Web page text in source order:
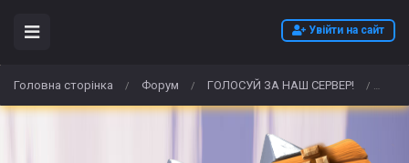
Увійти на сайт
Головна сторінка / Форум / ГОЛОСУЙ ЗА НАШ СЕРВЕР! /